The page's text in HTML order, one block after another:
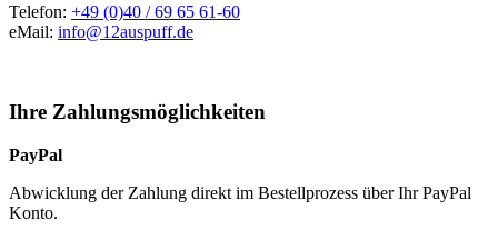
Telefon: +49 (0)40 / 69 65 61-60
eMail: info@12auspuff.de
Ihre Zahlungsmöglichkeiten
PayPal
Abwicklung der Zahlung direkt im Bestellprozess über Ihr PayPal
Konto.